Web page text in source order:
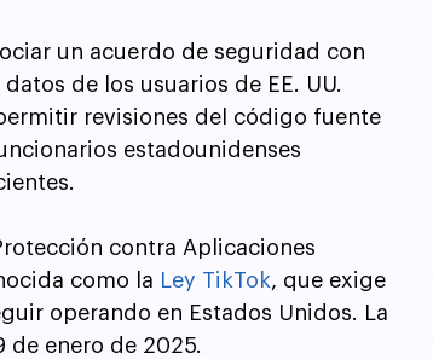
un acuerdo de seguridad con
de los usuarios de EE. UU.
revisiones del código fuente
estadounidenses
contra Aplicaciones
como la Ley TikTok, que exige
operando en Estados Unidos. La
de enero de 2025.